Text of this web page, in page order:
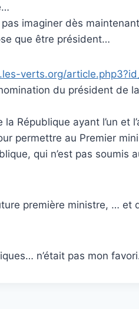
imaginer dès
que être président…
verts.org/
du président de
République ayant l’un
permettre au Premier
qui n’est pas
première ministre, … et
n’était pas mon